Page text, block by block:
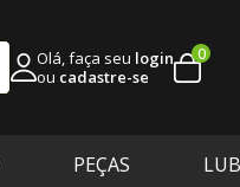
Olá, faça seu login
ou cadastre-se
0
PEÇAS